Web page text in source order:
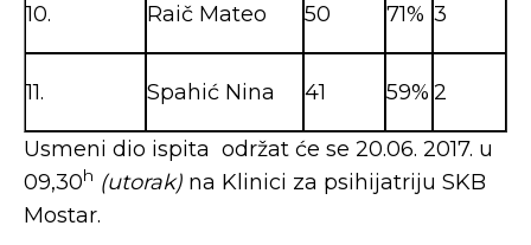
10. Raič Mateo 50 71% 3
11. Spahić Nina 41 59% 2
Usmeni dio ispita održat će se 20.06. 2017. u
09,30h (utorak) na Klinici za psihijatriju SKB
Mostar.